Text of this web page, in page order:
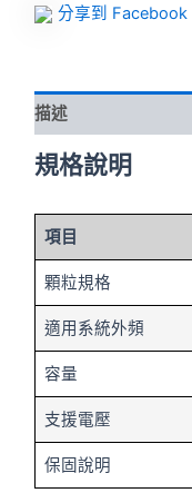
分享到 Facebook
描述
規格說明
項目
顆粒規格
適用系統外頻
容量
支援電壓
保固說明